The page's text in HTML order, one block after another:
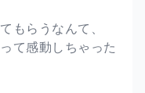
もらうなんて、
て感動しちゃった